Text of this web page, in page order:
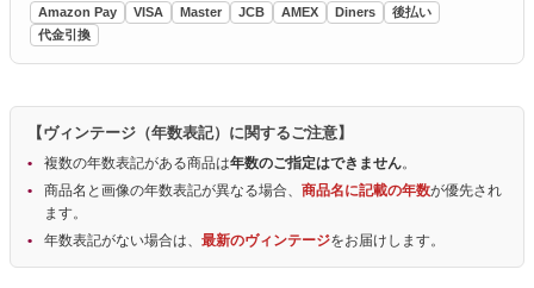
Amazon Pay VISA Master JCB AMEX Diners
後払い
代金引換
【ヴィンテージ（年数表記）に関するご注意】
複数の年数表記がある商品は年数のご指定はできません。
商品名と画像の年数表記が異なる場合、 商品名に記載の年数が優先され
ます。
年数表記がない場合は、 最新のヴィンテージをお届けします。